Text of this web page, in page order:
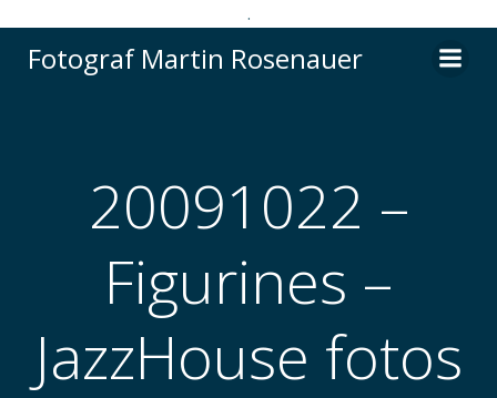
.
til
Fotograf Martin Rosenauer
20091022 –
Figurines –
JazzHouse fotos